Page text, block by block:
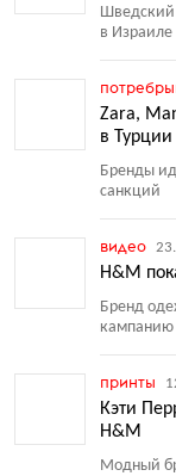
Шведский
в Израиле
Zara,
в Турции
Бренды
санкций
видео
H&M
Бренд
кампанию
принты
Кэти
H&M
Модный